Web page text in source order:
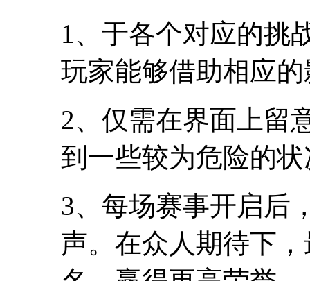
1、于各个对应的挑
玩家能够借助相应
2、仅需在界面上留
到一些较为危险的
3、每场赛事开启后
声。在众人期待下